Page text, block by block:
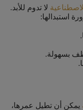
لا تدوم للأبد.
استبدالها:
بسهولة.
يمكن أن تطيل عمرها،